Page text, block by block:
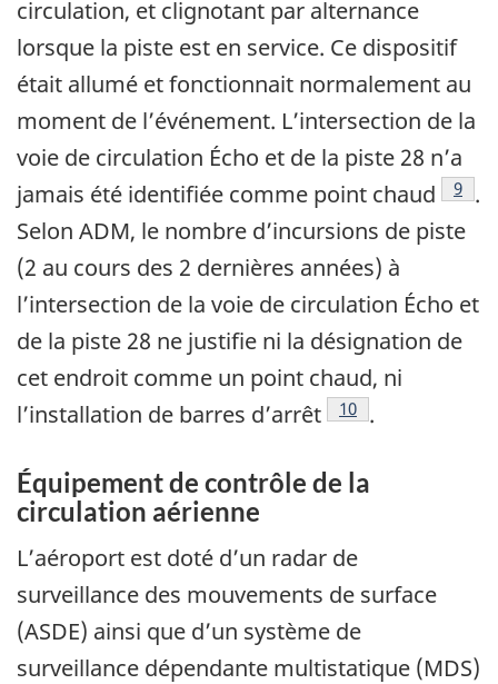
circulation, et clignotant par alternance
lorsque la piste est en service. Ce dispositif
était allumé et fonctionnait normalement au
moment de l’événement. L’intersection de la
voie de circulation Écho et de la piste 28 n’a
jamais été identifiée comme point chaud
Note
9 .
Selon ADM, le nombre d’incursions de piste
(2 au cours des 2 dernières années) à
l’intersection de la voie de circulation Écho et
de la piste 28 ne justifie ni la désignation de
cet endroit comme un point chaud, ni
l’installation de barres d’arrêt
Note de bas de page
10 .
Équipement de contrôle de la
circulation aérienne
L’aéroport est doté d’un radar de
surveillance des mouvements de surface
(ASDE) ainsi que d’un système de
surveillance dépendante multistatique (MDS)